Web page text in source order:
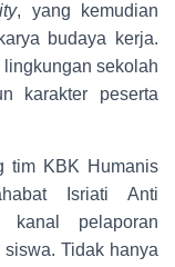
, yang kemudian
budaya kerja.
sekolah
karakter peserta
KBK Humanis
Isriati Anti
kanal pelaporan
Tidak hanya